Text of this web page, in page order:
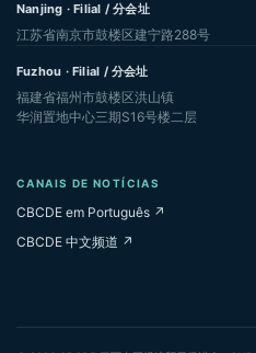
Nanjing · Filial / 分会址
江苏省南京市鼓楼区建宁路288号
Fuzhou · Filial / 分会址
福建省福州市鼓楼区洪山镇
华润置地中心三期S16号楼二层
CANAIS DE NOTÍCIAS
CBCDE em Português ↗
CBCDE 中文频道 ↗